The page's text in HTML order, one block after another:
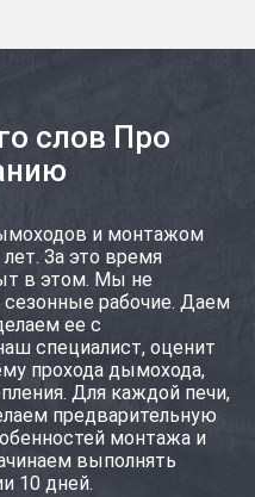
слов Про
и монтажом
За это время
в этом. Мы не
рабочие. Даем
ее с
специалист, оценит
прохода дымохода,
Для каждой печи,
предварительную
монтажа и
выполнять
10 дней.